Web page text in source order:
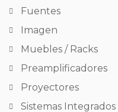
Fuentes
Imagen
Muebles / Racks
Preamplificadores
Proyectores
Sistemas Integrados